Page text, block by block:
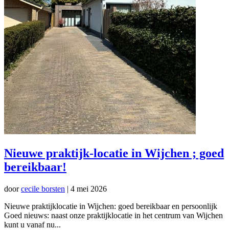
Nieuwe praktijk-locatie in Wijchen ; goed
bereikbaar!
doorcecile borsten | 4 mei 2026
Nieuwe praktijklocatie in Wijchen: goed bereikbaar en persoonlijk
Goed nieuws: naast onze praktijklocatie in het centrum van Wijchen
kunt u vanaf nu...